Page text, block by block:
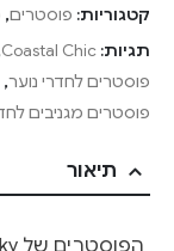
קטגוריות: פוסטרים,
תגיות: Coastal Chic
פוסטרים לחדרי נוער,
פוסטרים מגניבים
תיאור